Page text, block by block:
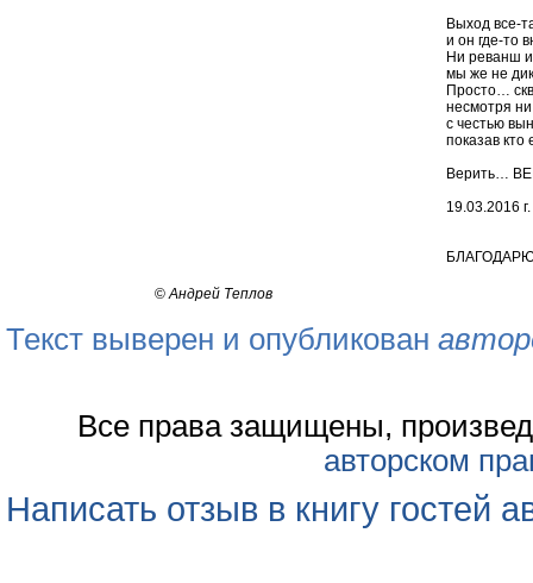
Выход все-
и он где-то
Ни реванш
мы же не
Просто…
несмотря
с честью
показав кто
Верить…
19.03.2016 г.
©Андрей Теплов
Текст выверен и опубликован
Все права защищены,
авторском
Написать отзыв в книгу гостей